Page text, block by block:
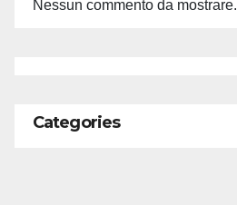
Nessun commento da mostrare.
Categories